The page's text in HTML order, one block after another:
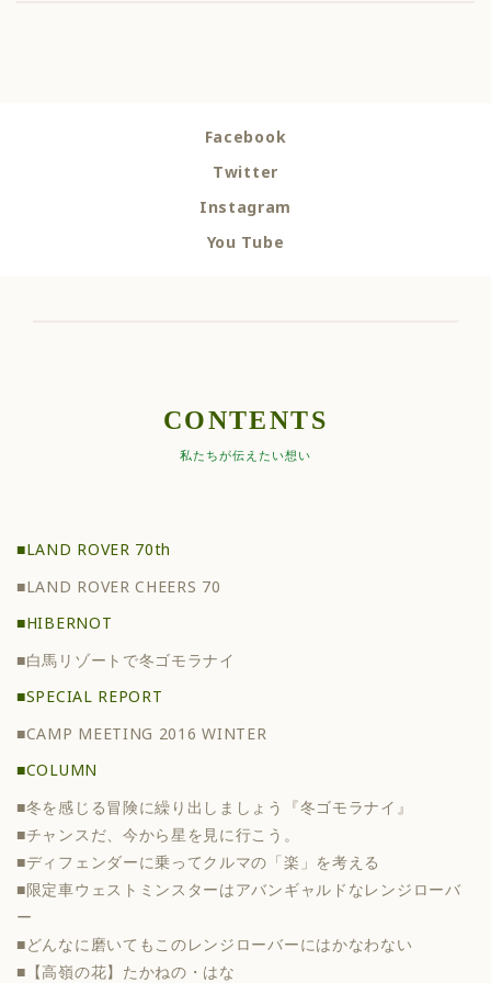
Facebook
Twitter
Instagram
You Tube
CONTENTS
私たちが伝えたい想い
■LAND ROVER 70th
■LAND ROVER CHEERS 70
■HIBERNOT
■白馬リゾートで冬ゴモラナイ
■SPECIAL REPORT
■CAMP MEETING 2016 WINTER
■COLUMN
■冬を感じる冒険に繰り出しましょう『冬ゴモラナイ』
■チャンスだ、今から星を見に行こう。
■ディフェンダーに乗ってクルマの「楽」を考える
■限定車ウェストミンスターはアバンギャルドなレンジローバ
ー
■どんなに磨いてもこのレンジローバーにはかなわない
■【高嶺の花】たかねの・はな